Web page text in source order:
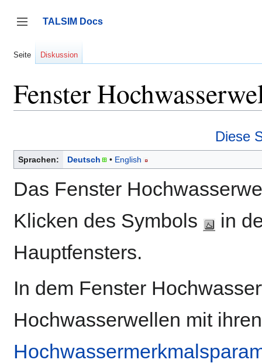
springen
Seitenleiste umschalten
TALSIM Docs
Seite Diskussion
Fenster
Diese
Sprachen: Deutsch English
Das Fenster
Klicken des Symbols
in
Hauptfensters.
In dem Fenster
Hochwasserwellen mit ihren